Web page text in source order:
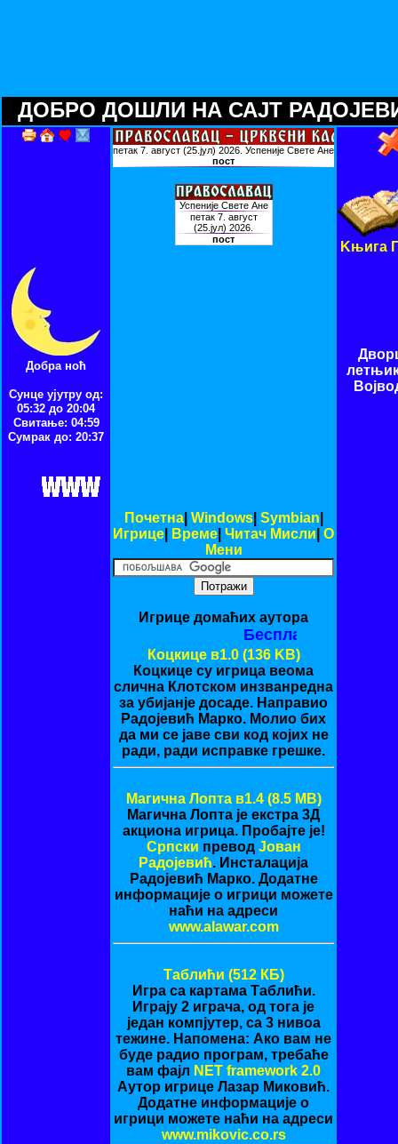
ДОБРО ДОШЛИ НА САЈТ
Добра ноћ
Сунце ујутру од:
05:32 до 20:04
Свитање: 04:59
Сумрак до: 20:37
Почетна| Windows| Symbian
Игрице
Време Читач Мисли O
Мени
Игрице домаћих аутора
Бесплатне
Коцкице в1.0 (136 KB)
Коцкице су игрица веома
слична Клотском инзванредна
за убијанје досаде. Направио
Радојевић Марко. Молио бих
да ми се јаве сви код којих не
ради, ради исправке грешке.
Магична Лопта в1.4 (8.5 MB)
Магична Лопта је екстра 3Д
акциона игрица. Пробајте је!
Српски превод Јован
Радојевић. Инсталација
Радојевић Марко. Додатне
информације о игрици можете
наћи на адреси
www.alawar.com
Таблићи (512 КБ)
Игра са картама Таблићи.
Играју 2 играча, од тога је
један компјутер, са 3 нивоа
тежине. Напомена: Ако вам не
буде радио програм, требаће
вам фајл NET framework 2.0
Аутор игрице Лазар Миковић.
Додатне информације о
игрици можете наћи на адреси
www.mikovic.co.rs
Kњига